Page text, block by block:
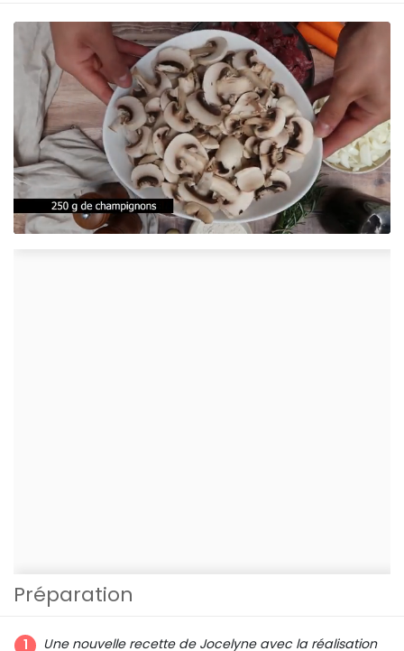
Préparation
Une nouvelle recette de Jocelyne avec la réalisation